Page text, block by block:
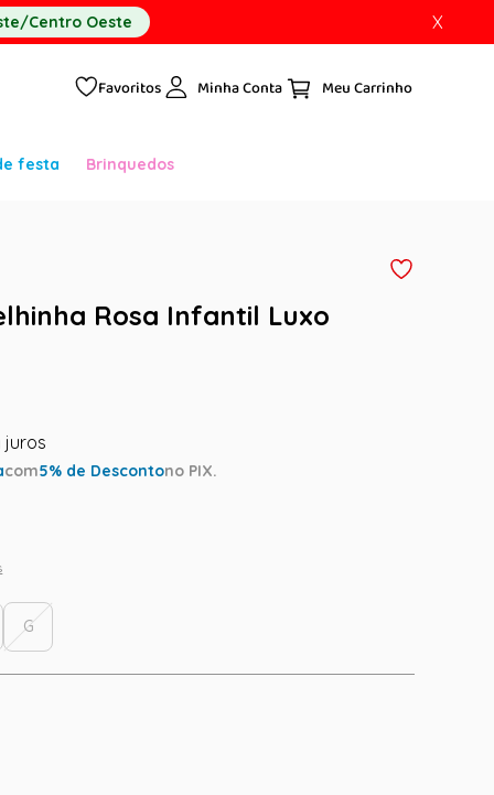
Centro Oeste X
Favoritos Minha Conta
festa Brinquedos
Rosa Infantil Luxo
com5% de Descontono PIX.
G